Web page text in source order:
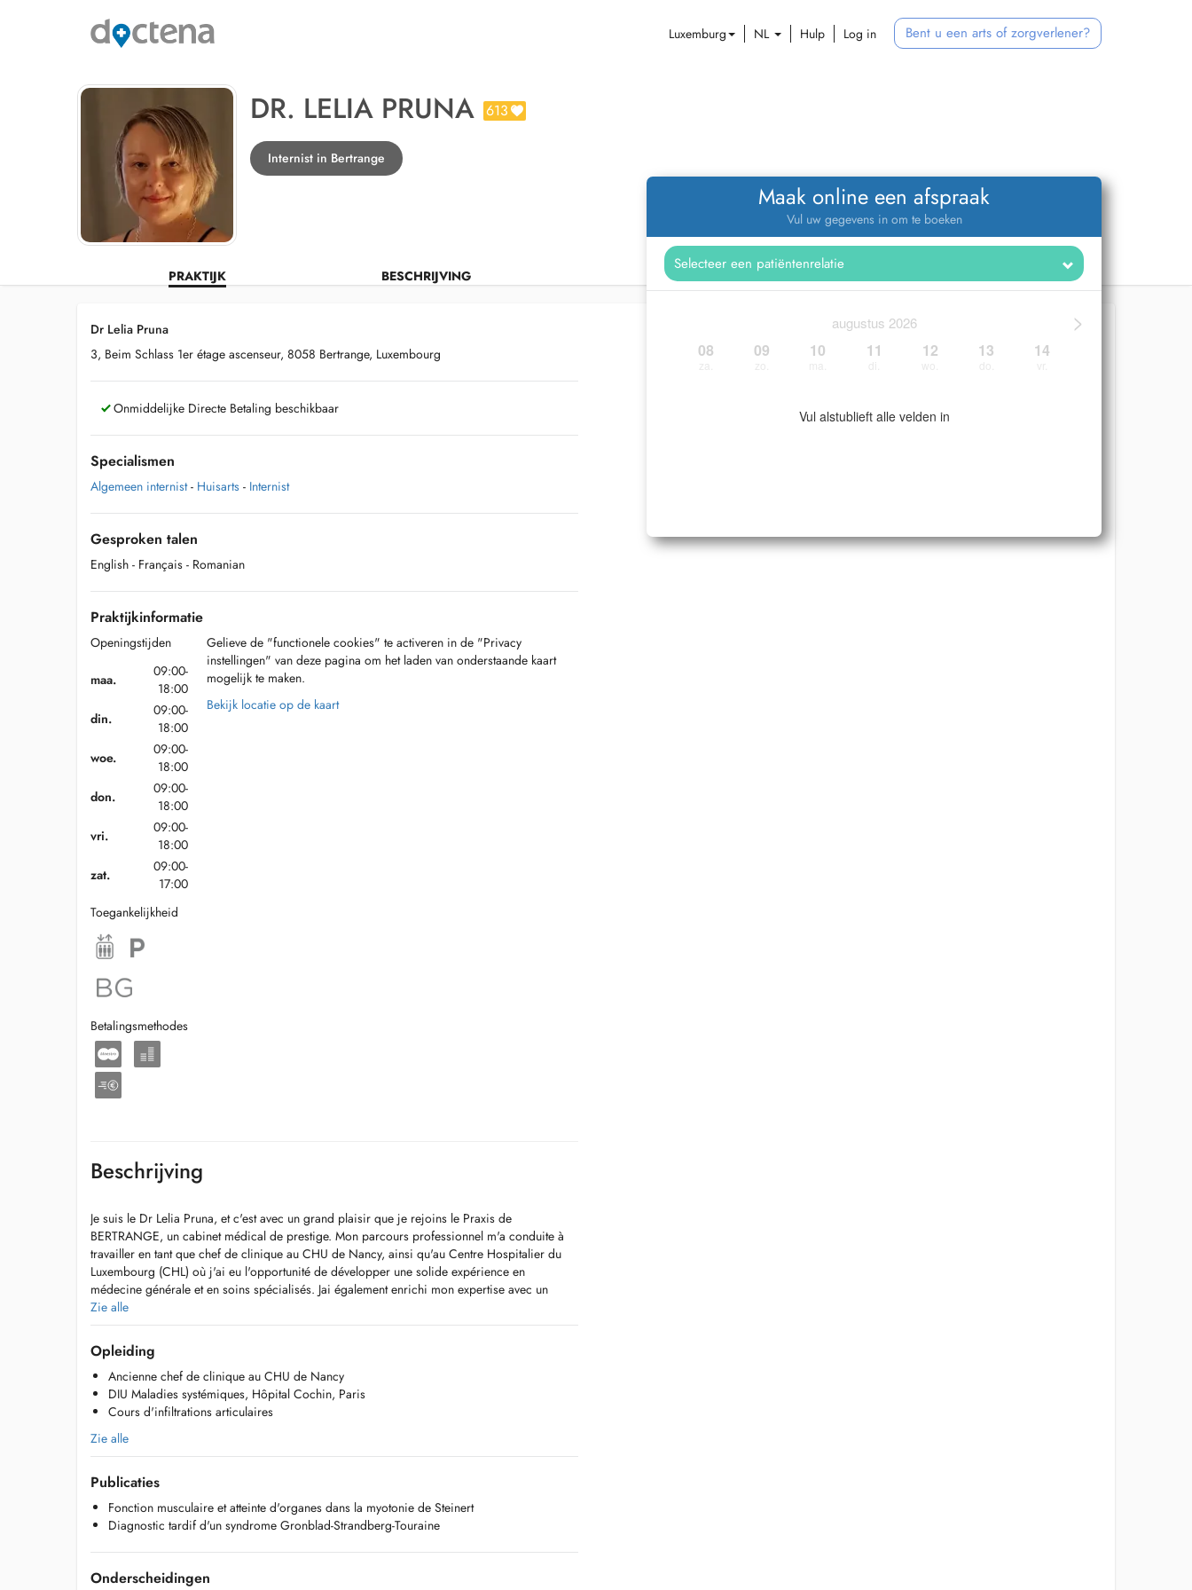
Luxemburg NL Hulp Log in Bent u een arts of zorgverlener?
DR. LELIA PRUNA 613
Internist in Bertrange
PRAKTIJK BESCHRIJVING
Maak online een afspraak
Vul uw gegevens in om te boeken
>
augustus 2026
08 09 10 11 12 13 14
Vul alstublieft alle velden in
Dr Lelia Pruna
3, Beim Schlass 1er étage ascenseur, 8058 Bertrange, Luxembourg
Onmiddelijke Directe Betaling beschikbaar
Specialismen
Algemeen internist - Huisarts - Internist
Gesproken talen
English - Français - Romanian
Praktijkinformatie
Openingstijden
maa.
09:00-
18:00
din.
09:00-
18:00
woe.
09:00-
18:00
don.
09:00-
18:00
vri.
09:00-
18:00
zat.
09:00-
17:00
Toegankelijkheid
Betalingsmethodes
Gelieve de "functionele cookies" te activeren in de "Privacy
instellingen" van deze pagina om het laden van onderstaande kaart
mogelijk te maken.
Bekijk locatie op de kaart
Beschrijving
Je suis le Dr Lelia Pruna, et c'est avec un grand plaisir que je rejoins le Praxis de
BERTRANGE, un cabinet médical de prestige. Mon parcours professionnel m'a conduite à
travailler en tant que chef de clinique au CHU de Nancy, ainsi qu'au Centre Hospitalier du
Luxembourg (CHL) où j'ai eu l'opportunité de développer une solide expérience en
médecine générale et en soins spécialisés. Jai également enrichi mon expertise avec un
Diplôme Inter-Universitaire (DIU) en Maladies Systémiques, obtenu à l'Hôpital Cochin à Paris
ainsi que plusieurs autres spécialités.
Je suis ravie de pouvoir mettre à votre disposition mon expérience et mes compétences pour
vous accompagner dans votre parcours de santé. Mon objectif est de vous offrir des soins
personnalisés et de qualité, en prenant le temps d'écouter vos préoccupations et de
répondre à vos besoins médicaux.
s'occupant de la globalité du patient en complétant le travail du médecin généraliste qui reste
la base d'une première prise en charge d'un patient.
La Médecine Interne propose en plus de la Médecine Générale, la prise en charge des
pathologies inflammatoires, auto-immunes, rhumatologiques, bilan de fatigue, fièvre ,bilans
inflammatoires, métaboliques, bilan de thrombophilie.
Zie alle
Opleiding
Ancienne chef de clinique au CHU de Nancy
DIU Maladies systémiques, Hôpital Cochin, Paris
Cours d'infiltrations articulaires
Zie alle
Publicaties
Fonction musculaire et atteinte d'organes dans la myotonie de Steinert
Diagnostic tardif d'un syndrome Gronblad-Strandberg-Touraine
Onderscheidingen